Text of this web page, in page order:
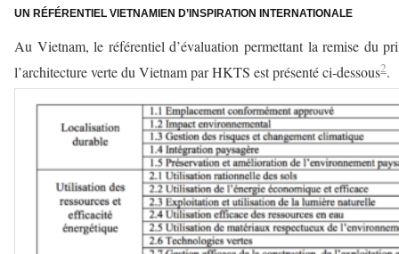
UN RÉFÉRENTIEL VIETNAMIEN D’INSPIRATION INTERNATIONALE
Au Vietnam, le référentiel d’évaluation permettant la remise du
l’architecture verte du Vietnam par HKTS est présenté ci-dessous2.